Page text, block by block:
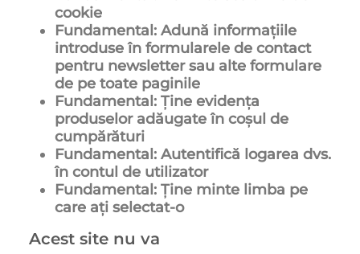
cookie
Fundamental: Adună informațiile
introduse în formularele de contact
pentru newsletter sau alte formulare
de pe toate paginile
Fundamental: Ține evidența
produselor adăugate în coșul de
cumpărături
Fundamental: Autentifică logarea dvs.
în contul de utilizator
Fundamental: Ține minte limba pe
care ați selectat-o
Acest site nu va